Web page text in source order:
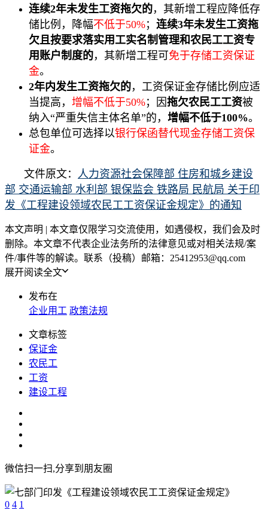
连续2年未发生工资拖欠的，其新增工程应降低存
储比例，降幅不低于50%； 连续3年未发生工资拖
欠且按要求落实用工实名制管理和农民工工资专
用账户制度的，其新增工程可免于存储工资保证
金。
2年内发生工资拖欠的，工资保证金存储比例应适
当提高， 增幅不低于50%；因拖欠农民工工资被
纳入“严重失信主体名单”的， 增幅不低于100%。
总包单位可选择以银行保函替代现金存储工资保
证金。
文件原文： 人力资源社会保障部 住房和城乡建设
部 交通运输部 水利部 银保监会 铁路局 民航局 关于印
发《工程建设领域农民工工资保证金规定》的通知
本文声明 | 本文章仅限学习交流使用，如遇侵权，我们会及时
删除。本文章不代表企业法务所的法律意见或对相关法规/案
件/事件等的解读。联系（投稿）邮箱：25412953@qq.com
展开阅读全文
发布在
企业用工 政策法规
文章标签
保证金
农民工
工资
建设工程
微信扫一扫,分享到朋友圈
0 4 1